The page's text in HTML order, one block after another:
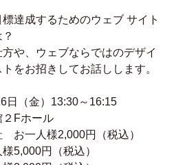
達成するためのウェブ サイト
や、ウェブならではのデザイ
をお招きしてお話しします。
日（金）13:30～16:15
Fホール
お一人様2,000円（税込）
円（税込）